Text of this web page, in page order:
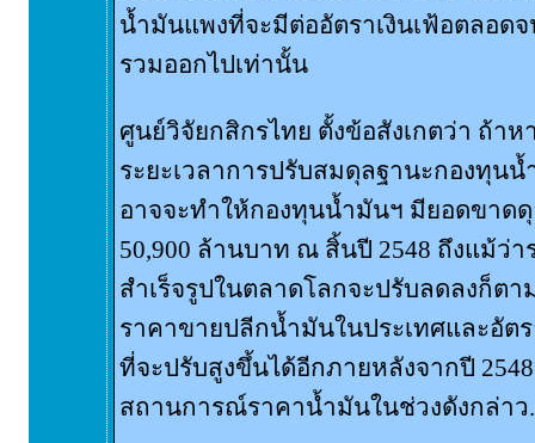
น้ำมันแพงที่จะมีต่ออัตราเงินเฟ้อตลอด
รวมออกไปเท่านั้น
ศูนย์วิจัยกสิกรไทย ตั้งข้อสังเกตว่า ถ้า
ระยะเวลาการปรับสมดุลฐานะกองทุน
อาจจะทำให้กองทุนน้ำมันฯ มียอดขาด
50,900 ล้านบาท ณ สิ้นปี 2548 ถึงแม้ว่
สำเร็จรูปในตลาดโลกจะปรับลดลงก็ต
ราคาขายปลีกน้ำมันในประเทศและอัต
ที่จะปรับสูงขึ้นได้อีกภายหลังจากปี
สถานการณ์ราคาน้ำมันในช่วงดังกล่าว.